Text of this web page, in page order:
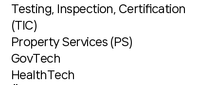
Testing, Inspection, Certification
(TIC)
Property Services (PS)
GovTech
HealthTech